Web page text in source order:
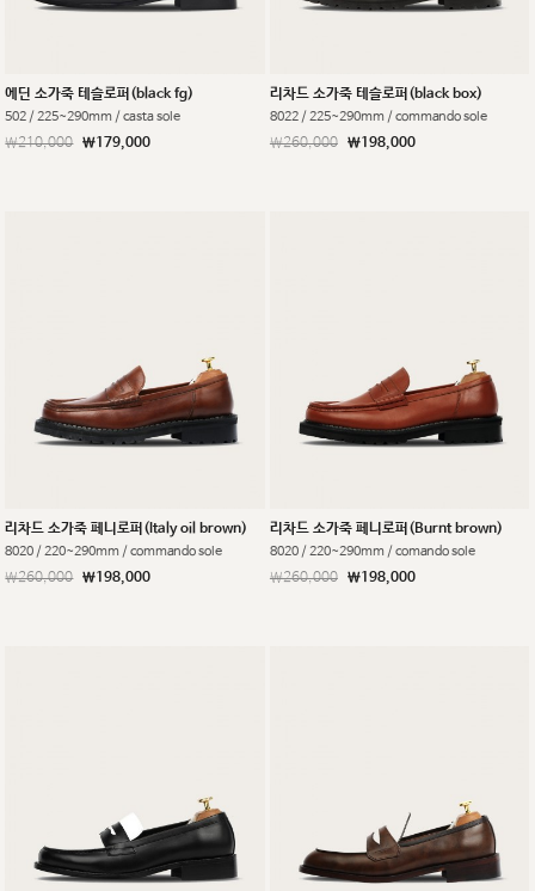
에딘 소가죽 테슬로퍼(black fg)
502 / 225~290mm / casta sole
￦210,000 ￦179,000
리차드 소가죽 테슬로퍼(black box)
8022 / 225~290mm / commando sole
￦260,000 ￦198,000
리차드 소가죽 페니로퍼(Italy oil brown)
8020 / 220~290mm / commando sole
￦260,000 ￦198,000
리차드 소가죽 페니로퍼(Burnt brown)
8020 / 220~290mm / comando sole
￦260,000 ￦198,000